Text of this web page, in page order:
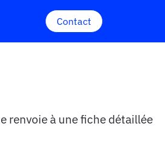
Contact
renvoie à unefiche détaillée